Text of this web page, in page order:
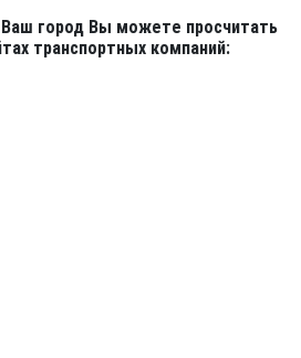
город Вы можете просчитать
транспортных компаний: